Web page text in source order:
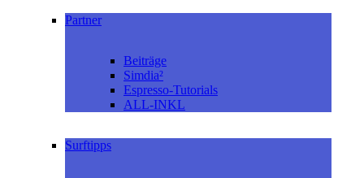
Partner
Beiträge
Simdia²
Espresso-Tutorials
ALL-INKL
Surftipps